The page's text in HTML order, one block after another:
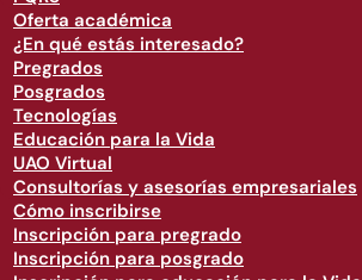
Oferta académica
¿En qué estás interesado?
Pregrados
Posgrados
Tecnologías
Educación para la Vida
UAO Virtual
Consultorías y asesorías empresariales
Cómo inscribirse
Inscripción para pregrado
Inscripción para posgrado